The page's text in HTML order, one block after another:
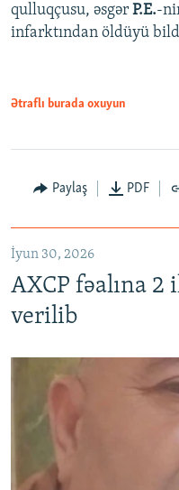
qulluqçusu, əsgər P.E.-
infarktından öldüyü
Ətraflı burada oxuyun
Paylaş PDF
İyun 30, 2026
AXCP fəalına 2
verilib